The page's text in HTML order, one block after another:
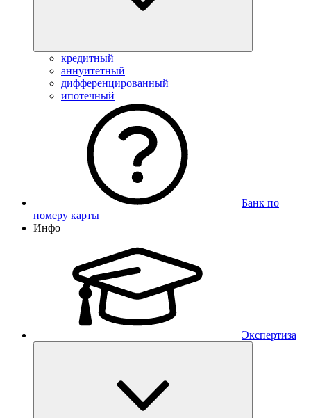
кредитный
аннуитетный
дифференцированный
ипотечный
Банк по
номеру карты
Инфо
Экспертиза